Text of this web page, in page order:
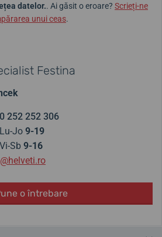
datelor.. Ai găsit o eroare? Scrieți-ne
unui ceas.
Festina
252 252 306
Lu-Jo 9-19
Vi-Sb 9-16
o întrebare